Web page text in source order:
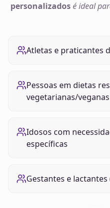
personalizados é ideal
Atletas e praticantes
Pessoas em dietas
vegetarianas/veganas
Idosos com
específicas
Gestantes e